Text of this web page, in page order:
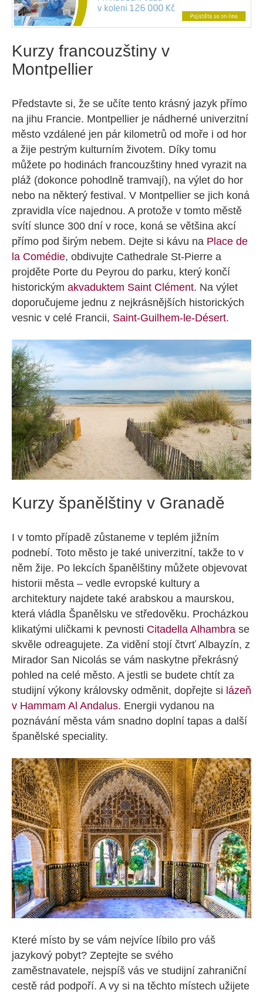
Kurzy francouzštiny v
Montpellier
Představte si, že se učíte tento krásný jazyk přímo
na jihu Francie. Montpellier je nádherné univerzitní
město vzdálené jen pár kilometrů od moře i od hor
a žije pestrým kulturním životem. Díky tomu
můžete po hodinách francouzštiny hned vyrazit na
pláž (dokonce pohodlně tramvají), na výlet do hor
nebo na některý festival. V Montpellier se jich koná
zpravidla více najednou. A protože v tomto městě
svítí slunce 300 dní v roce, koná se většina akcí
přímo pod širým nebem. Dejte si kávu na Place de
la Comédie, obdivujte Cathedrale St-Pierre a
projděte Porte du Peyrou do parku, který končí
historickým akvaduktem Saint Clément. Na výlet
doporučujeme jednu z nejkrásnějších historických
vesnic v celé Francii, Saint-Guilhem-le-Désert.
Kurzy španělštiny v Granadě
I v tomto případě zůstaneme v teplém jižním
podnebí. Toto město je také univerzitní, takže to v
něm žije. Po lekcích španělštiny můžete objevovat
historii města – vedle evropské kultury a
architektury najdete také arabskou a maurskou,
která vládla Španělsku ve středověku. Procházkou
klikatými uličkami k pevnosti Citadella Alhambra se
skvěle odreagujete. Za vidění stojí čtvrť Albayzín, z
Mirador San Nicolás se vám naskytne překrásný
pohled na celé město. A jestli se budete chtít za
studijní výkony královsky odměnit, dopřejte si lázeň
v Hammam Al Andalus. Energii vydanou na
poznávání města vám snadno doplní tapas a další
španělské speciality.
Které místo by se vám nejvíce líbilo pro váš
jazykový pobyt? Zeptejte se svého
zaměstnavatele, nejspíš vás ve studijní zahraniční
cestě rád podpoří. A vy si na těchto místech užijete